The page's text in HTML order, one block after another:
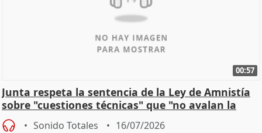
00:57
Junta respeta la sentencia de la Ley de Amnistía
sobre "cuestiones técnicas" que "no avalan la
const
Sonido Totales 16/07/2026